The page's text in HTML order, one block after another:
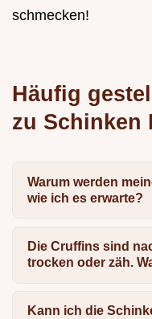
schmecken!
Häufig
zu Schinken
Warum werden
wie ich es erwarte?
Die Cruffins sind
trocken oder zäh.
Kann ich die